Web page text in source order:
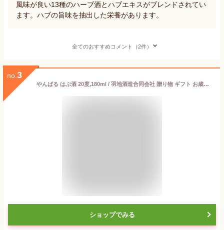
風味が良い13種のハーブ酒とハブエキスがブレンドされてい
ます。ハブの旨味を抽出した栄養があります。
全てのおすすめコメント（2件）
no. 3
やんばる はぶ酒 20度,180ml / 羽地酒造合同会社 贈り物 ギフト お歳暮 お中元 敬老の日 父の日 家飲み 宅飲み
ショップでみる